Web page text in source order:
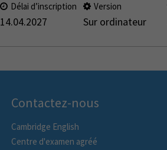
Délai d’inscription
14.04.2027
Version
Sur ordinateur
Contactez-nous
Cambridge English
Centre d'examen agréé